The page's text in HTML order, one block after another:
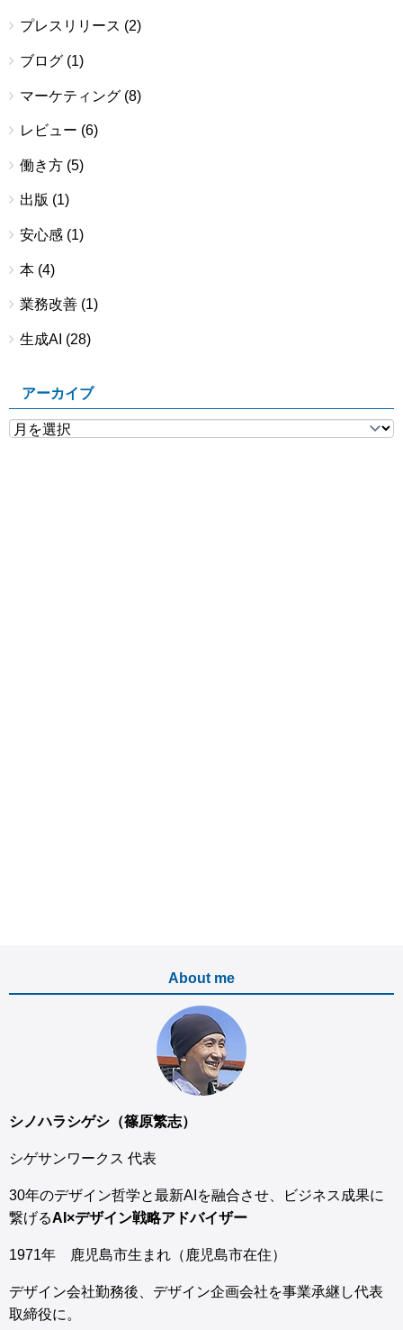
プレスリリース (2)
ブログ (1)
マーケティング (8)
レビュー (6)
働き方 (5)
出版 (1)
安心感 (1)
本 (4)
業務改善 (1)
生成AI (28)
アーカイブ
About me
シノハラシゲシ（篠原繁志）
シゲサンワークス 代表
30年のデザイン哲学と最新AIを融合させ、ビジネス成果に
繋げるAI×デザイン戦略アドバイザー
1971年 鹿児島市生まれ（鹿児島市在住）
デザイン会社勤務後、デザイン企画会社を事業承継し代表
取締役に。